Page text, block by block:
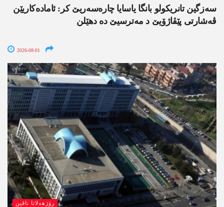
سەزگین تانریکولو بانگا یاسایا چارەسەریێ کر: ئامادەکاریێن
ڤەشارتی پێڤاژۆیێ د مەترسیێ دە دھێلن
2026-08-01
رۆژھەلاتا ناڤین